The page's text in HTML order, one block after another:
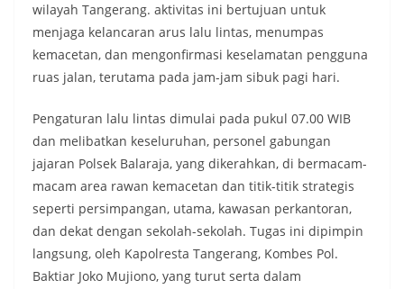
wilayah Tangerang. aktivitas ini bertujuan untuk
menjaga kelancaran arus lalu lintas, menumpas
kemacetan, dan mengonfirmasi keselamatan pengguna
ruas jalan, terutama pada jam-jam sibuk pagi hari.
Pengaturan lalu lintas dimulai pada pukul 07.00 WIB
dan melibatkan keseluruhan, personel gabungan
jajaran Polsek Balaraja, yang dikerahkan, di bermacam-
macam area rawan kemacetan dan titik-titik strategis
seperti persimpangan, utama, kawasan perkantoran,
dan dekat dengan sekolah-sekolah. Tugas ini dipimpin
langsung, oleh Kapolresta Tangerang, Kombes Pol.
Baktiar Joko Mujiono, yang turut serta dalam